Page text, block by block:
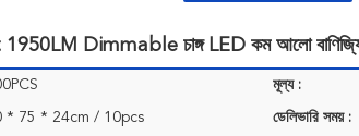
Dimmable চাঙ্গ LED কম আলো
মূল্য :
* 75 * 24cm / 10pcs ডেলিভারি সময় :